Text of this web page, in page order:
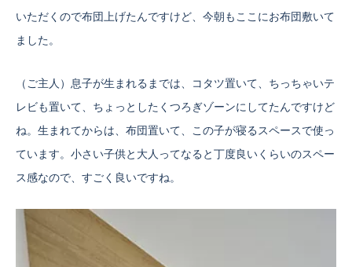
いただくので布団上げたんですけど、今朝もここにお布団敷いて
ました。
（ご主人）息子が生まれるまでは、コタツ置いて、ちっちゃいテ
レビも置いて、ちょっとしたくつろぎゾーンにしてたんですけど
ね。生まれてからは、布団置いて、この子が寝るスペースで使っ
ています。小さい子供と大人ってなると丁度良いくらいのスペー
ス感なので、すごく良いですね。